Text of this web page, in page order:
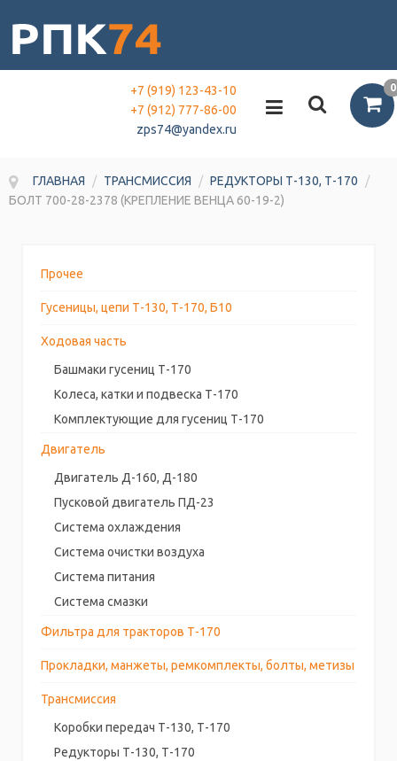
0
+7 (919) 123-43-10
+7 (912) 777-86-00
zps74@yandex.ru
ГЛАВНАЯ / ТРАНСМИССИЯ / РЕДУКТОРЫ Т-130, Т-170
/
БОЛТ 700-28-2378 (КРЕПЛЕНИЕ ВЕНЦА 60-19-2)
Прочее
Гусеницы, цепи Т-130, Т-170, Б10
Ходовая часть
Башмаки гусениц Т-170
Колеса, катки и подвеска Т-170
Комплектующие для гусениц Т-170
Двигатель
Двигатель Д-160, Д-180
Пусковой двигатель ПД-23
Система охлаждения
Система очистки воздуха
Система питания
Система смазки
Фильтра для тракторов Т-170
Прокладки, манжеты, ремкомплекты, болты, метизы
Трансмиссия
Коробки передач Т-130, Т-170
Редукторы Т-130, Т-170